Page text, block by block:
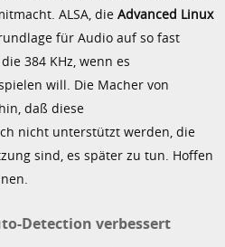
ALSA, dieAdvanced Linux
für Audio auf so fast
384 KHz, wenn es
will. Die Macher von
daß diese
nicht unterstützt werden, die
sind, es später zu tun. Hoffen
Detection verbessert